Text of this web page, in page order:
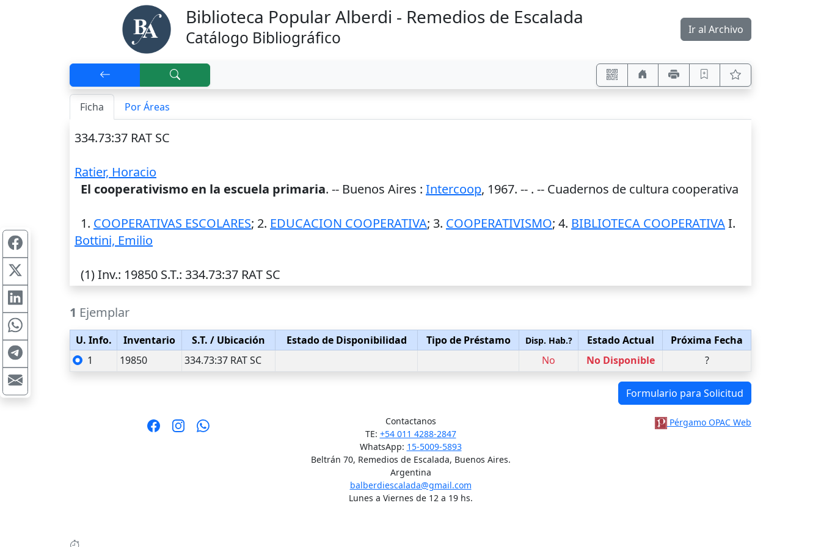
Biblioteca Popular Alberdi - Remedios de Escalada
Catálogo Bibliográfico Ir al Archivo
Ficha Por Áreas
334.73:37 RAT SC
Ratier, Horacio
El cooperativismo en la escuela primaria. -- Buenos Aires : Intercoop, 1967. -- . -- Cuadernos de cultura cooperativa
1. COOPERATIVAS ESCOLARES; 2. EDUCACION COOPERATIVA; 3. COOPERATIVISMO; 4. BIBLIOTECA COOPERATIVAI.
Bottini, Emilio
(1)Inv.: 19850 S.T.: 334.73:37 RAT SC
1 Ejemplar
U. Info. Inventario S.T. / Ubicación Estado de Disponibilidad Tipo de Préstamo Disp. Hab.? Estado Actual
Próxima Fecha
1
19850 334.73:37 RAT SC No No Disponible ?
Formulario para Solicitud
Contactanos
TE: +54 011 4288-2847
WhatsApp: 15-5009-5893
Beltrán 70, Remedios de Escalada, Buenos Aires.
Argentina
balberdiescalada@gmail.com
Lunes a Viernes de 12 a 19 hs.
Pérgamo OPAC Web